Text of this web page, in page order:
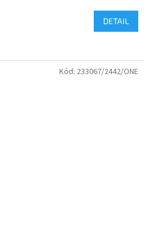
DETAIL
Kód: 233067/2442/ONE